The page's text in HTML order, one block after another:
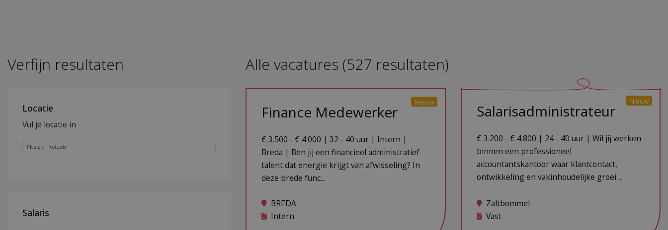
Verfijn resultaten
Locatie
Vul je locatie in
Salaris
Alle vacatures (527 resultaten)
Finance Medewerker
Nieuw
€ 3.500 - € 4.000 | 32 - 40 uur | Intern |
Breda | Ben jij een financieel administratief
talent dat energie krijgt van afwisseling? In
deze brede func...
BREDA
Intern
Salarisadministrateur
Nieuw
€ 3.200 - € 4.800 | 24 - 40 uur | Wil jij werken
binnen een professioneel
accountantskantoor waar klantcontact,
ontwikkeling en vakinhoudelijke groei ...
Zaltbommel
Vast